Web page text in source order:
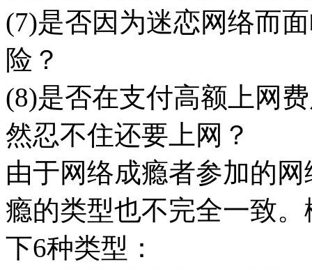
(7)是否因为迷恋网络而
险？
(8)是否在支付高额上网
然忍不住还要上网？
由于网络成瘾者参加的
瘾的类型也不完全一致
下6种类型：